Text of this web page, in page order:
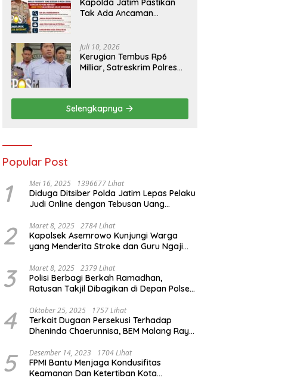
Kapolda Jatim Pastikan
Tak Ada Ancaman
Percaya Hoaks
Juli 10, 2026
Kerugian Tembus Rp6
Milliar, Satreskrim Polres
Arisan Bodong
Selengkapnya
Popular Post
1 Mei 16, 2025 1396677 Lihat
Diduga Ditsiber Polda Jatim Lepas Pelaku
Judi Online dengan Tebusan Uang
2 Maret 8, 2025 2784 Lihat
Kapolsek Asemrowo Kunjungi Warga
yang Menderita Stroke dan Guru Ngaji
3 Maret 8, 2025 2379 Lihat
Polisi Berbagi Berkah Ramadhan,
Ratusan Takjil Dibagikan di Depan Polsek
4 Oktober 25, 2025 1757 Lihat
Terkait Dugaan Persekusi Terhadap
Dheninda Chaerunnisa, BEM Malang Raya
5 Desember 14, 2023 1704 Lihat
FPMI Bantu Menjaga Kondusifitas
Keamanan Dan Ketertiban Kota